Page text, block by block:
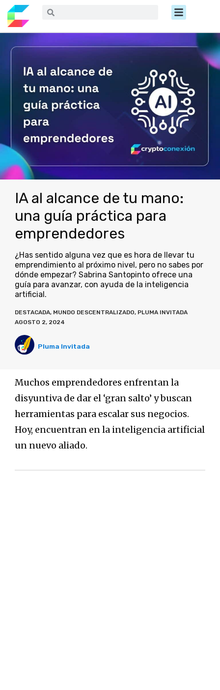
contenido
Buscar Menú
IA al alcance de tu mano:
una guía práctica para
emprendedores
¿Has sentido alguna vez que es hora de llevar tu
emprendimiento al próximo nivel, pero no sabes por
dónde empezar? Sabrina Santopinto ofrece una
guía para avanzar, con ayuda de la inteligencia
artificial.
DESTACADA, MUNDO DESCENTRALIZADO, PLUMA INVITADA
AGOSTO 2, 2024
Pluma Invitada
Muchos emprendedores enfrentan la
disyuntiva de dar el ‘gran salto’ y buscan
herramientas para escalar sus negocios.
Hoy, encuentran en la inteligencia artificial
un nuevo aliado.